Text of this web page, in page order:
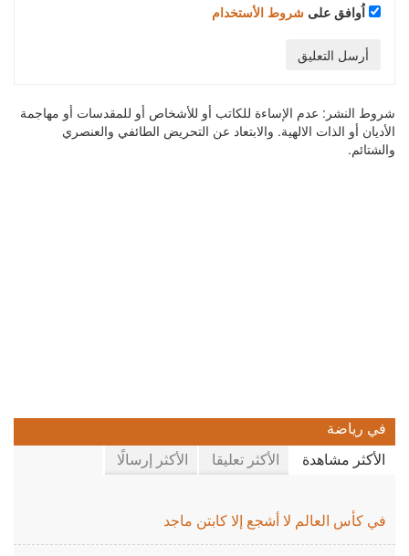
اُوافق على شروط الأستخدام
أرسل التعليق
شروط النشر: عدم الإساءة للكاتب أو للأشخاص أو للمقدسات أو مهاجمة
الأديان أو الذات الالهية. والابتعاد عن التحريض الطائفي والعنصري
والشتائم.
في رياضة
الأكثر مشاهدة الأكثر تعليقا الأكثر إرسالًا
في كأس العالم لا أشجع إلا كابتن ماجد